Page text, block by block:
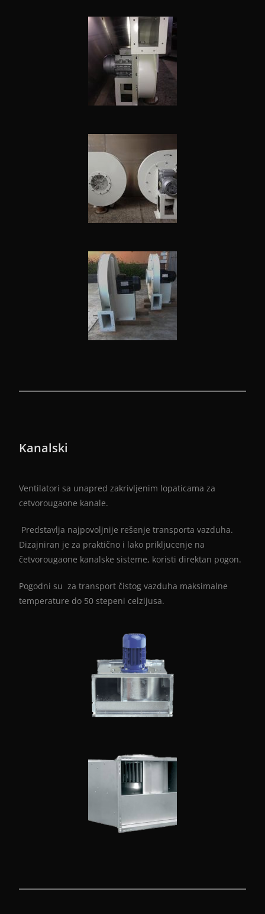
Kanalski
Ventilatori sa unapred zakrivljenim lopaticama za
cetvorougaone kanale.
Predstavlja najpovoljnije rešenje transporta vazduha.
Dizajniran je za praktično i lako prikljucenje na
četvorougaone kanalske sisteme, koristi direktan pogon.
Pogodni su za transport čistog vazduha maksimalne
temperature do 50 stepeni celzijusa.